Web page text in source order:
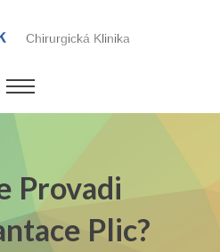
Provadi
Plic?